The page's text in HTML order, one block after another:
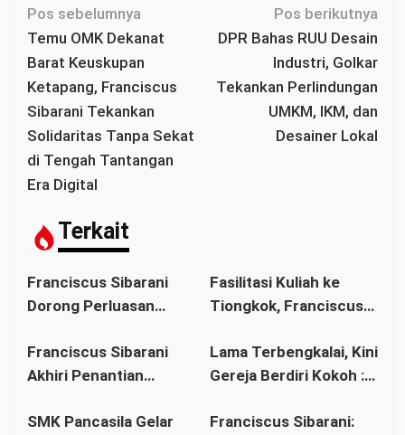
N
a
v
i
g
a
s
i
o
s
Pos sebelumnya
Temu OMK Dekanat
Barat Keuskupan
Ketapang, Franciscus
Sibarani Tekankan
Solidaritas Tanpa Sekat
di Tengah Tantangan
Era Digital
Pos berikutnya
DPR Bahas RUU Desain
Industri, Golkar
Tekankan Perlindungan
UMKM, IKM, dan
Desainer Lokal
Terkait
Franciscus Sibarani
Dorong Perluasan
sebagai Upaya Cegah
Pernikahan Dini di
Fasilitasi Kuliah ke
Tiongkok, Franciscus
Tua Dukung Pendidikan
Anak
Franciscus Sibarani
Akhiri Penantian
Bawat Keuskupan
Lama Terbengkalai, Kini
Gereja Berdiri Kokoh :
Wujudkan Politik
SMK Pancasila Gelar
Franciscus Sibarani: